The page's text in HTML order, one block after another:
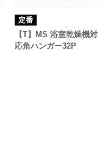
定番
【T】MS 浴室乾燥機対
応角ハンガー32P